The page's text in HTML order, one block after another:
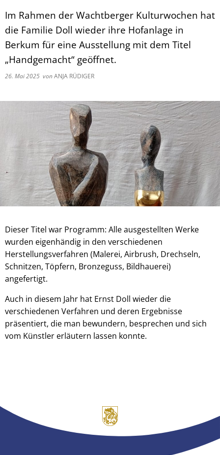
Im Rahmen der Wachtberger Kulturwochen hat
die Familie Doll wieder ihre Hofanlage in
Berkum für eine Ausstellung mit dem Titel
„Handgemacht“ geöffnet.
26. Mai 2025 vonANJA RÜDIGER
Dieser Titel war Programm: Alle ausgestellten Werke
wurden eigenhändig in den verschiedenen
Herstellungsverfahren (Malerei, Airbrush, Drechseln,
Schnitzen, Töpfern, Bronzeguss, Bildhauerei)
angefertigt.
Auch in diesem Jahr hat Ernst Doll wieder die
verschiedenen Verfahren und deren Ergebnisse
präsentiert, die man bewundern, besprechen und sich
vom Künstler erläutern lassen konnte.